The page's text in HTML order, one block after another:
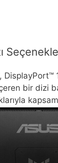
DisplayPort™
bir dizi